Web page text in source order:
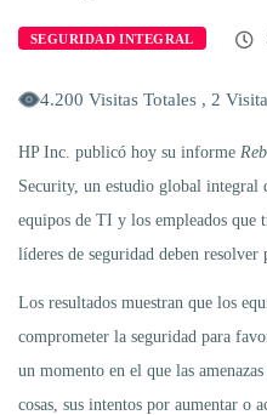
SEGURIDAD INTEGRAL
4.200 Visitas Totales , 2
HP Inc. publicó hoy su informe
Security, un estudio global integral
equipos de TI y los empleados que
líderes de seguridad deben
Los resultados muestran que los
comprometer la seguridad para
un momento en el que las
cosas, sus intentos por aumentar o